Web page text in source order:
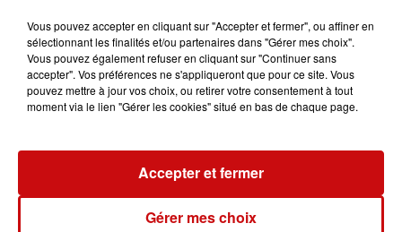
Date
du17 mars 2024 à 9h30
au17 mars 2024 à 18h00
Tarif
4€
Vous pouvez accepter en cliquant sur "Accepter et fermer", ou affiner en
sélectionnant les finalités et/ou partenaires dans "Gérer mes choix".
Vous pouvez également refuser en cliquant sur "Continuer sans
accepter". Vos préférences ne s'appliqueront que pour ce site. Vous
pouvez mettre à jour vos choix, ou retirer votre consentement à tout
moment via le lien "Gérer les cookies" situé en bas de chaque page.
Gérer mes choix
Accepter et fermer